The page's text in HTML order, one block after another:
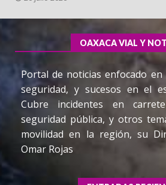
OAXACA VIAL Y
Portal de noticias enfocado en
seguridad, y sucesos en el
Cubre incidentes en
seguridad pública, y otros
movilidad en la región, su
Omar Rojas